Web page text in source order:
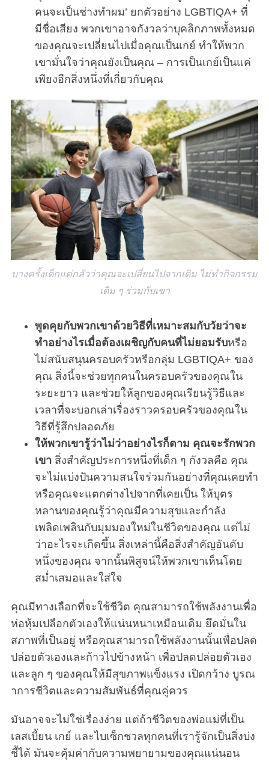
คนจะเป็นช่างทำผม’ ยกตัวอย่าง LGBTIQA+ ที่
มีชื่อเสียง พวกเขาอาจกังวลว่าบุคลิกภาพทั้งหมด
ของคุณจะเปลี่ยนไปเมื่อคุณเป็นเกย์ ทำให้พวก
เขามั่นใจว่าคุณยังเป็นคุณ – การเป็นเกย์เป็นแค่
เพียงอีกสิ่งหนึ่งที่เกี่ยวกับคุณ
บางครั้งเด็กแค่กลัวว่าคุณจะเปลี่ยนไปจากเดิม ไม่ทำกิจกรรม
เดิม ๆ ร่วมกับเขา
พูดคุยกับพวกเขาด้วยวิธีที่เหมาะสมกับวัยว่าจะ
ทำอย่างไรเมื่อต้องเผชิญกับคนที่ไม่ยอมรับหรือ
ไม่สนับสนุนครอบครัวหรือกลุ่ม LGBTIQA+ ของ
คุณ สิ่งนี้จะช่วยทุกคนในครอบครัวของคุณใน
ระยะยาว และช่วยให้ลูกของคุณเรียนรู้วิธีและ
เวลาที่จะบอกเล่าเรื่องราวครอบครัวของคุณใน
วิธีที่รู้สึกปลอดภัย
ให้พวกเขารู้ว่าไม่ว่าอย่างไรก็ตาม คุณจะรักพวก
เขาสิ่งสำคัญประการหนึ่งที่เด็ก ๆ กังวลคือ คุณ
จะไม่แบ่งปันความสนใจร่วมกันอย่างที่คุณเคยทำ
หรือคุณจะแตกต่างไปจากที่เคยเป็น ให้บุตร
หลานของคุณรู้ว่าคุณมีความสุขและกำลัง
เพลิดเพลินกับมุมมองใหม่ในชีวิตของคุณ แต่ไม่
ว่าอะไรจะเกิดขึ้น สิ่งเหล่านี้คือสิ่งสำคัญอันดับ
หนึ่งของคุณ จากนั้นพิสูจน์ให้พวกเขาเห็นโดย
สม่ำเสมอและใส่ใจ
คุณมีทางเลือกที่จะใช้ชีวิต คุณสามารถใช้พลังงานเพื่อ
ห่อหุ้มเปลือกตัวเองให้แน่นหนาเหมือนเดิม ยึดมั่นใน
สภาพที่เป็นอยู่ หรือคุณสามารถใช้พลังงานนั้นเพื่อปลด
ปล่อยตัวเองและก้าวไปข้างหน้า เพื่อปลดปล่อยตัวเอง
และลูก ๆ ของคุณให้มีสุขภาพแข็งแรง เปิดกว้าง บูรณ
าการชีวิตและความสัมพันธ์ที่คุณคู่ควร
มันอาจจะไม่ใช่เรื่องง่าย แต่ถ้าชีวิตของพ่อแม่ที่เป็น
เลสเบี้ยน เกย์ และไบเซ็กชวลทุกคนที่เรารู้จักเป็นสิ่งบ่ง
ชี้ได้ มันจะคุ้มค่ากับความพยายามของคุณแน่นอน